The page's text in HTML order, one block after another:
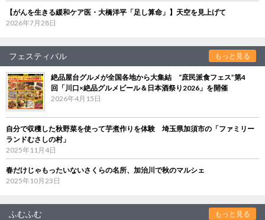
【がんを生きる緩和ケア医・大橋洋平「足し算命」】天空を見上げて
2026年7月28日
フェスティバル もっと見る
絶品屋台グルメが全国各地から大集結 “庶民派食フェス”第4
回「川口×絶品グルメビール＆日本酒祭り2026」を開催
2026年4月15日
自分で収穫した秋野菜を使って芋煮作りを体験 埼玉県加須市の「ファミリー
ランドむさしの村」
2025年11月4日
春だけじゃもったいないさくらの名所、加治川で秋のマルシェ
2025年10月23日
ふむふむ もっと見る